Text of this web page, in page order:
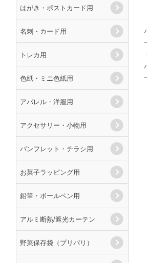
はがき・ポストカード用
名刺・カード用
トレカ用
色紙・ミニ色紙用
アパレル・洋服用
アクセサリー・小物用
パンフレット・チラシ用
お菓子ラッピング用
鉛筆・ボールペン用
アルミ断熱/遮光カーテン
野菜保存袋（プリパリ）